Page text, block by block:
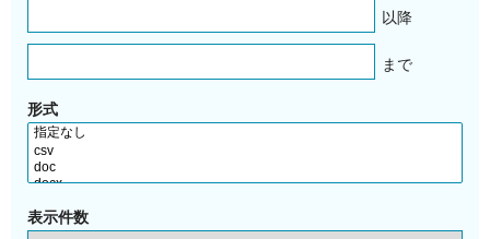
以降
まで
形式
表示件数